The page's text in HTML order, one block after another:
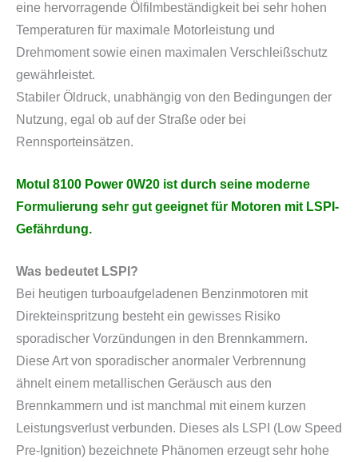
eine hervorragende Ölfilmbeständigkeit bei sehr hohen
Temperaturen für maximale Motorleistung und
Drehmoment sowie einen maximalen Verschleißschutz
gewährleistet.
Stabiler Öldruck, unabhängig von den Bedingungen der
Nutzung, egal ob auf der Straße oder bei
Rennsporteinsätzen.
Motul 8100 Power 0W20 ist durch seine moderne
Formulierung sehr gut geeignet für Motoren mit LSPI-
Gefährdung.
Was bedeutet LSPI?
Bei heutigen turboaufgeladenen Benzinmotoren mit
Direkteinspritzung besteht ein gewisses Risiko
sporadischer Vorzündungen in den Brennkammern.
Diese Art von sporadischer anormaler Verbrennung
ähnelt einem metallischen Geräusch aus den
Brennkammern und ist manchmal mit einem kurzen
Leistungsverlust verbunden. Dieses als LSPI (Low Speed
Pre-Ignition) bezeichnete Phänomen erzeugt sehr hohe